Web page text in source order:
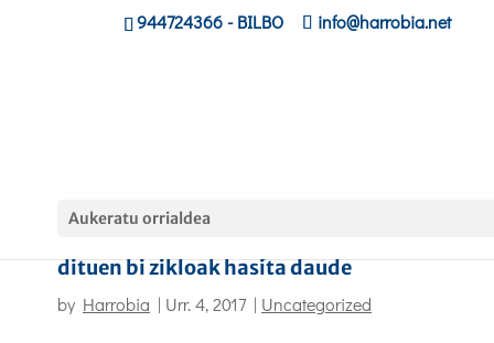
944724366- BILBO info@harrobia.net
Aukeratu orrialdea
dituen bi zikloak hasita daude
by Harrobia | Urr. 4, 2017 | Uncategorized